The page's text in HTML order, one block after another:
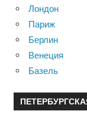
Лондон
Париж
Берлин
Венеция
Базель